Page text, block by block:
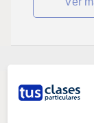
Parece que tu